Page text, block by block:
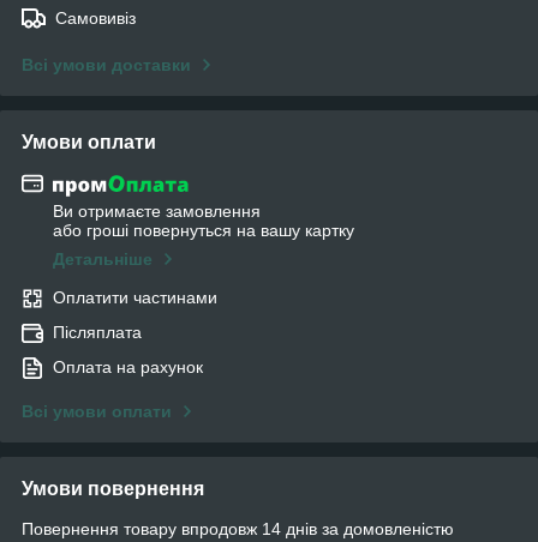
Самовивіз
Всі умови доставки
Умови оплати
Ви отримаєте замовлення
або гроші повернуться на вашу картку
Детальніше
Оплатити частинами
Післяплата
Оплата на рахунок
Всі умови оплати
Умови повернення
Повернення товару впродовж 14 днів за домовленістю